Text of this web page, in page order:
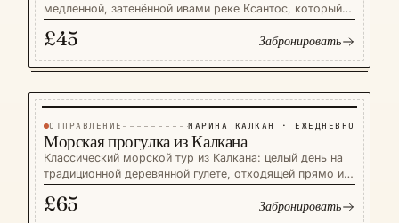
медленной, затенённой ивами реке Ксантос, который
Маршрут подходит новичкам и семьям, проходит в
гида и прерывается щедрым деревенским обедом за
побережью — пожалуй, самая освежающая летняя
поездка из Калкана.
£45 Забронировать
ТУРЫ
ОТПРАВЛЕНИЕ МАРИНА КАЛКАН · ЕЖЕДНЕВНО
Морская прогулка из Калкана
Классический морской тур из Калкана: целый день на
традиционной деревянной гулете, отходящей прямо из
прозрачных бухтах, недоступных с суши. Неспешный
£65 Забронировать